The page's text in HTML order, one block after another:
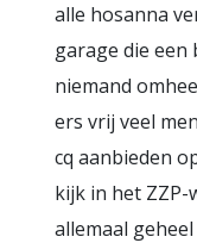
alle hosanna
garage die
niemand
ers vrij veel
cq aanbieden
kijk in het
allemaal